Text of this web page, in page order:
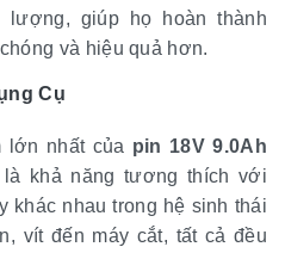
lượng, giúp họ hoàn thành
và hiệu quả hơn.
Cụ
lớn nhất của pin 18V 9.0Ah
khả năng tương thích với
khác nhau trong hệ sinh thái
vít đến máy cắt, tất cả đều